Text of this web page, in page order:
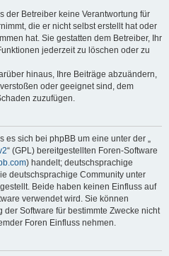
der Betreiber keine Verantwortung für
die er nicht selbst erstellt hat oder
hat. Sie gestatten dem Betreiber, Ihr
jederzeit zu löschen oder zu
hinaus, Ihre Beiträge abzuändern,
oder geeignet sind, dem
zuzufügen.
es sich bei phpBB um eine unter der „
“ (GPL) bereitgestellten Foren-Software
) handelt; deutschsprachige
deutschsprachige Community unter
Beide haben keinen Einfluss auf
verwendet wird. Sie können
Software für bestimmte Zwecke nicht
Foren Einfluss nehmen.